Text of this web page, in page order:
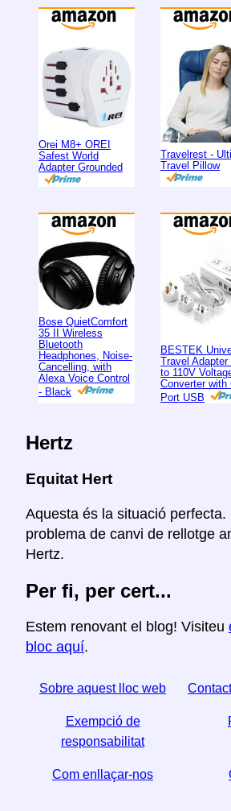
Orei M8+ OREI
Safest World
Adapter Grounded
Travelrest -
Travel Pillow
Bose QuietComfort
35 II Wireless
Bluetooth
Headphones, Noise-
Cancelling, with
Alexa Voice Control
- Black
BESTEK
Travel Adapter
to 110V
Converter with
Port USB
Hertz
Equitat Hert
Aquesta és la situació
problema de canvi de rellotge
Hertz.
Per fi, per cert...
Estem renovant el blog! Visiteu
bloc aquí.
Sobre aquest lloc web
Exempció de
responsabilitat
Com enllaçar-nos